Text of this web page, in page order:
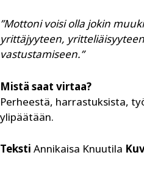
”Mottoni voisi olla jokin
yrittäjyyteen,
vastustamiseen.”
Mistä saat virtaa?
Perheestä, harrastuksista,
ylipäätään.
Teksti Annikaisa Knuutila